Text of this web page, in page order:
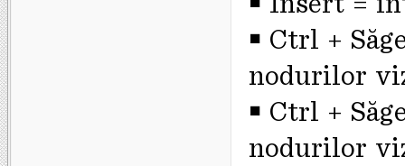
￭ Ctrl +
nodurilor
￭ Ctrl +
nodurilor